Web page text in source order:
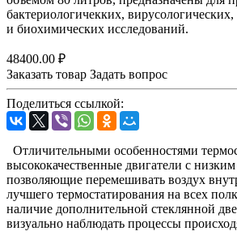
бактериологичекких,
и биохимических исследований.
48400.00 ₽
Заказать товар Задать вопрос
Поделиться ссылкой:
Отличительными особенностями
высококачественные двигатели с
позволяющие перемешивать воздух
лучшего термостатирования на всех
наличие дополнительной стеклянной
визуально наблюдать процессы